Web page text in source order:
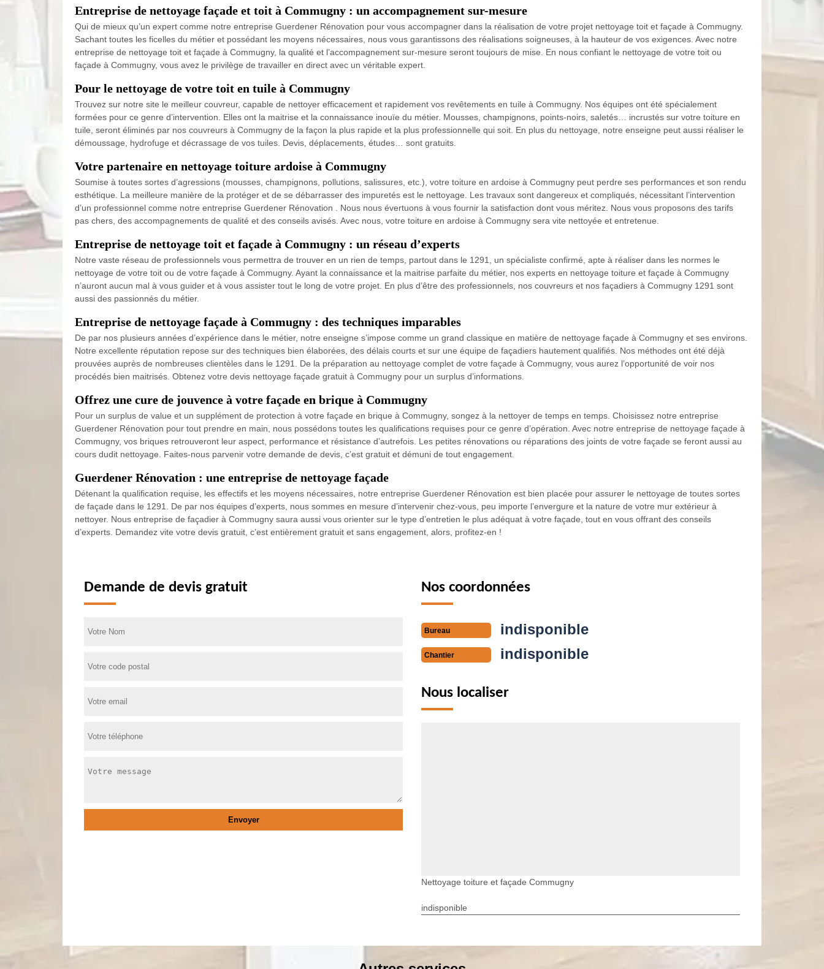
Entreprise de nettoyage façade et toit à Commugny : un accompagnement sur-mesure
Qui de mieux qu’un expert comme notre entreprise Guerdener Rénovation pour vous accompagner dans la réalisation de votre projet nettoyage toit et façade à Commugny.
Sachant toutes les ficelles du métier et possédant les moyens nécessaires, nous vous garantissons des réalisations soigneuses, à la hauteur de vos exigences. Avec notre
entreprise de nettoyage toit et façade à Commugny, la qualité et l’accompagnement sur-mesure seront toujours de mise. En nous confiant le nettoyage de votre toit ou
façade à Commugny, vous avez le privilège de travailler en direct avec un véritable expert.
Pour le nettoyage de votre toit en tuile à Commugny
Trouvez sur notre site le meilleur couvreur, capable de nettoyer efficacement et rapidement vos revêtements en tuile à Commugny. Nos équipes ont été spécialement
formées pour ce genre d’intervention. Elles ont la maitrise et la connaissance inouïe du métier. Mousses, champignons, points-noirs, saletés… incrustés sur votre toiture en
tuile, seront éliminés par nos couvreurs à Commugny de la façon la plus rapide et la plus professionnelle qui soit. En plus du nettoyage, notre enseigne peut aussi réaliser le
démoussage, hydrofuge et décrassage de vos tuiles. Devis, déplacements, études… sont gratuits.
Votre partenaire en nettoyage toiture ardoise à Commugny
Soumise à toutes sortes d’agressions (mousses, champignons, pollutions, salissures, etc.), votre toiture en ardoise à Commugny peut perdre ses performances et son rendu
esthétique. La meilleure manière de la protéger et de se débarrasser des impuretés est le nettoyage. Les travaux sont dangereux et compliqués, nécessitant l’intervention
d’un professionnel comme notre entreprise Guerdener Rénovation . Nous nous évertuons à vous fournir la satisfaction dont vous méritez. Nous vous proposons des tarifs
pas chers, des accompagnements de qualité et des conseils avisés. Avec nous, votre toiture en ardoise à Commugny sera vite nettoyée et entretenue.
Entreprise de nettoyage toit et façade à Commugny : un réseau d’experts
Notre vaste réseau de professionnels vous permettra de trouver en un rien de temps, partout dans le 1291, un spécialiste confirmé, apte à réaliser dans les normes le
nettoyage de votre toit ou de votre façade à Commugny. Ayant la connaissance et la maitrise parfaite du métier, nos experts en nettoyage toiture et façade à Commugny
n’auront aucun mal à vous guider et à vous assister tout le long de votre projet. En plus d’être des professionnels, nos couvreurs et nos façadiers à Commugny 1291 sont
aussi des passionnés du métier.
Entreprise de nettoyage façade à Commugny : des techniques imparables
De par nos plusieurs années d’expérience dans le métier, notre enseigne s’impose comme un grand classique en matière de nettoyage façade à Commugny et ses environs.
Notre excellente réputation repose sur des techniques bien élaborées, des délais courts et sur une équipe de façadiers hautement qualifiés. Nos méthodes ont été déjà
prouvées auprès de nombreuses clientèles dans le 1291. De la préparation au nettoyage complet de votre façade à Commugny, vous aurez l’opportunité de voir nos
procédés bien maitrisés. Obtenez votre devis nettoyage façade gratuit à Commugny pour un surplus d’informations.
Offrez une cure de jouvence à votre façade en brique à Commugny
Pour un surplus de value et un supplément de protection à votre façade en brique à Commugny, songez à la nettoyer de temps en temps. Choisissez notre entreprise
Guerdener Rénovation pour tout prendre en main, nous possédons toutes les qualifications requises pour ce genre d’opération. Avec notre entreprise de nettoyage façade à
Commugny, vos briques retrouveront leur aspect, performance et résistance d’autrefois. Les petites rénovations ou réparations des joints de votre façade se feront aussi au
cours dudit nettoyage. Faites-nous parvenir votre demande de devis, c’est gratuit et démuni de tout engagement.
Guerdener Rénovation : une entreprise de nettoyage façade
Détenant la qualification requise, les effectifs et les moyens nécessaires, notre entreprise Guerdener Rénovation est bien placée pour assurer le nettoyage de toutes sortes
de façade dans le 1291. De par nos équipes d’experts, nous sommes en mesure d’intervenir chez-vous, peu importe l’envergure et la nature de votre mur extérieur à
nettoyer. Nous entreprise de façadier à Commugny saura aussi vous orienter sur le type d’entretien le plus adéquat à votre façade, tout en vous offrant des conseils
d’experts. Demandez vite votre devis gratuit, c’est entièrement gratuit et sans engagement, alors, profitez-en !
Demande de devis gratuit Nos coordonnées
Bureau indisponible
Chantier indisponible
Nous localiser
Nettoyage toiture et façade Commugny
indisponible